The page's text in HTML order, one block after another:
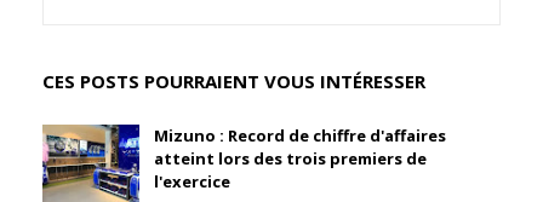
CES POSTS POURRAIENT VOUS INTÉRESSER
Mizuno : Record de chiffre d'affaires
atteint lors des trois premiers de
l'exercice